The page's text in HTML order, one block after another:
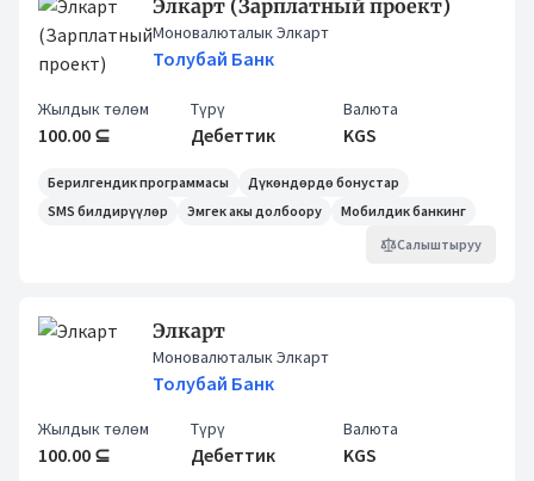
Элкарт (Зарплатный проект)
Моновалюталык Элкарт
Толубай Банк
Жылдык төлөм
100.00 ⊆
Түрү
Дебеттик
Валюта
KGS
Берилгендик программасы
Дүкөндөрдө бонустар
SMS билдирүүлөр
Эмгек акы долбоору
Мобилдик банкинг
Салыштыруу
Элкарт
Моновалюталык Элкарт
Толубай Банк
Жылдык төлөм
100.00 ⊆
Түрү
Дебеттик
Валюта
KGS